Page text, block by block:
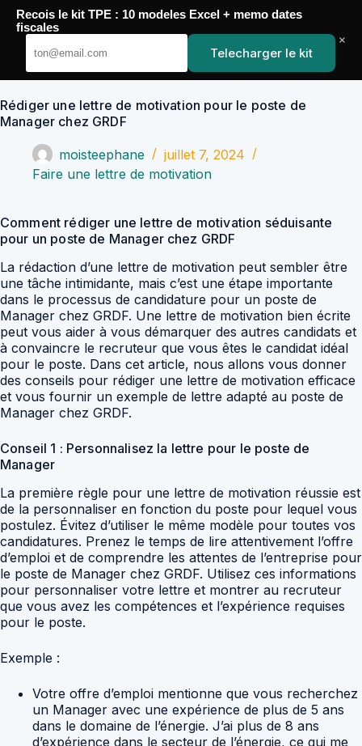
Passer
contenu
YoupiJobs
Rédiger une lettre de motivation pour le poste de
Manager chez GRDF
moisteephane
juillet 7, 2024
Faire une lettre de motivation
Comment rédiger une lettre de motivation séduisante
pour un poste de Manager chez GRDF
La rédaction d’une lettre de motivation peut sembler être
une tâche intimidante, mais c’est une étape importante
dans le processus de candidature pour un poste de
Manager chez GRDF. Une lettre de motivation bien écrite
peut vous aider à vous démarquer des autres candidats et
à convaincre le recruteur que vous êtes le candidat idéal
pour le poste. Dans cet article, nous allons vous donner
des conseils pour rédiger une lettre de motivation efficace
et vous fournir un exemple de lettre adapté au poste de
Manager chez GRDF.
Conseil 1 : Personnalisez la lettre pour le poste de
Manager
La première règle pour une lettre de motivation réussie est
de la personnaliser en fonction du poste pour lequel vous
postulez. Évitez d’utiliser le même modèle pour toutes vos
candidatures. Prenez le temps de lire attentivement l’offre
d’emploi et de comprendre les attentes de l’entreprise pour
le poste de Manager chez GRDF. Utilisez ces informations
pour personnaliser votre lettre et montrer au recruteur
que vous avez les compétences et l’expérience requises
pour le poste.
Exemple :
Votre offre d’emploi mentionne que vous recherchez
un Manager avec une expérience de plus de 5 ans
dans le domaine de l’énergie. J’ai plus de 8 ans
d’expérience dans le secteur de l’énergie, ce qui me
Recois le kit TPE : 10 modeles Excel + memo dates
fiscales
Telecharger le kit
×